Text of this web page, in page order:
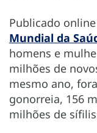
Publicado
Mundial da
homens e
milhões de
mesmo ano,
gonorreia, 156
milhões de